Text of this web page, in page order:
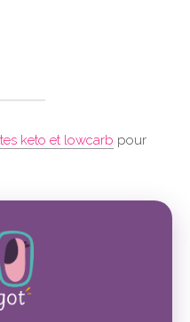
keto et lowcarb pour